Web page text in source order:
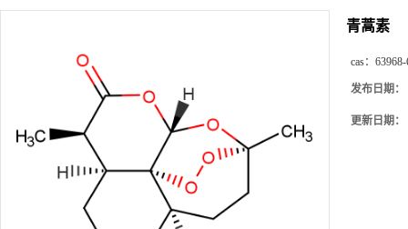
青蒿素
cas：
发布日期：
更新日期：